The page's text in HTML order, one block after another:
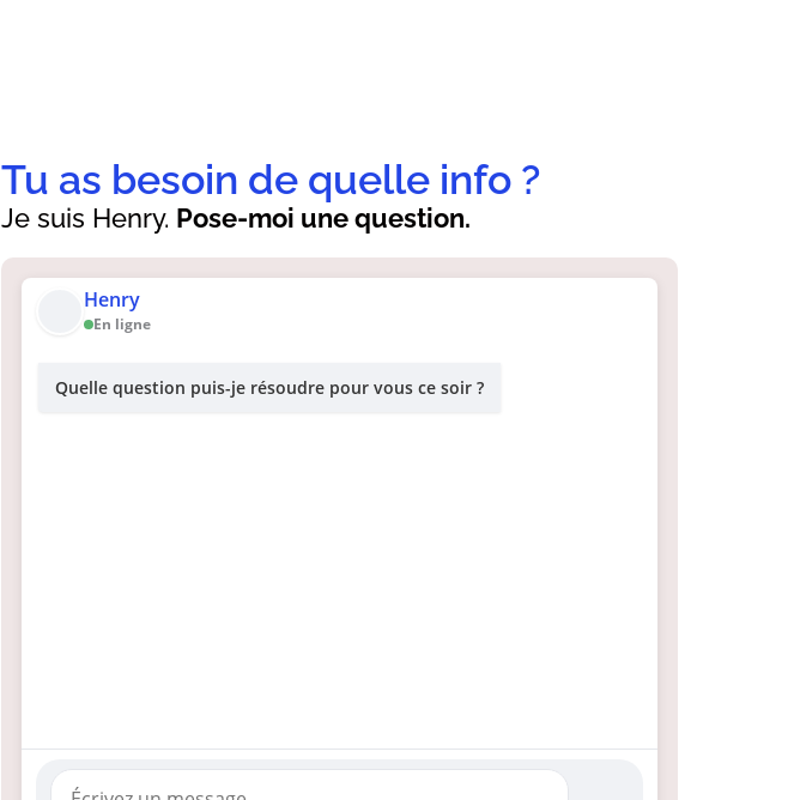
Henry
En ligne
Quelle question puis-je résoudre pour vous ce soir ?
Je suis Henry. Pose-moi une question.
Tu as besoin de quelle info ?